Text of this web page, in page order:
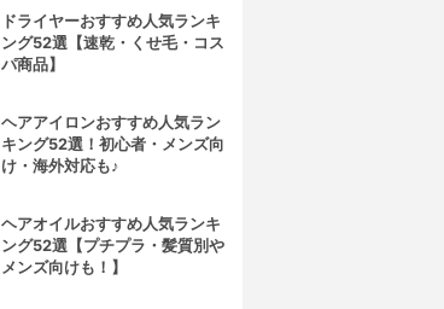
ドライヤーおすすめ人気ランキ
ング52選【速乾・くせ毛・コス
パ商品】
ヘアアイロンおすすめ人気ラン
キング52選！初心者・メンズ向
け・海外対応も♪
ヘアオイルおすすめ人気ランキ
ング52選【プチプラ・髪質別や
メンズ向けも！】